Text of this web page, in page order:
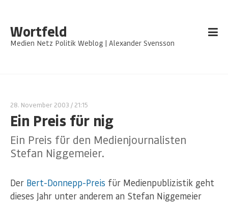
Wortfeld
Medien Netz Politik Weblog | Alexander Svensson
28. November 2003 / 21:15
Ein Preis für nig
Ein Preis für den Medienjournalisten
Stefan Niggemeier.
Der Bert-Donnepp-Preis für Medienpublizistik geht
dieses Jahr unter anderem an Stefan Niggemeier